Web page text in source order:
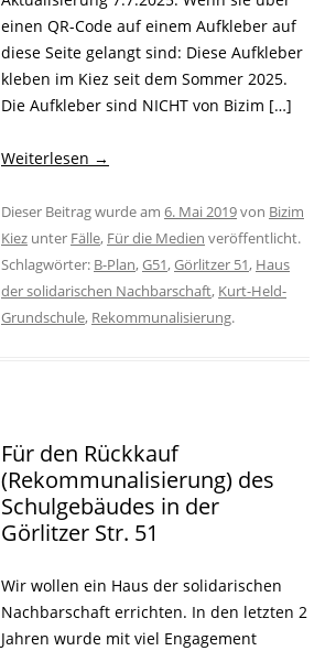
einen QR-Code auf einem Aufkleber auf
diese Seite gelangt sind: Diese Aufkleber
kleben im Kiez seit dem Sommer 2025.
Die Aufkleber sind NICHT von Bizim […]
Weiterlesen →
Dieser Beitrag wurde am 6. Mai 2019von Bizim
Kiez unter Fälle, Für die Medien veröffentlicht.
Schlagwörter: B-Plan,G51,Görlitzer 51, Haus
der solidarischen Nachbarschaft, Kurt-Held-
Grundschule, Rekommunalisierung.
Für den Rückkauf
(Rekommunalisierung) des
Schulgebäudes in der
Görlitzer Str. 51
Wir wollen ein Haus der solidarischen
Nachbarschaft errichten. In den letzten 2
Jahren wurde mit viel Engagement